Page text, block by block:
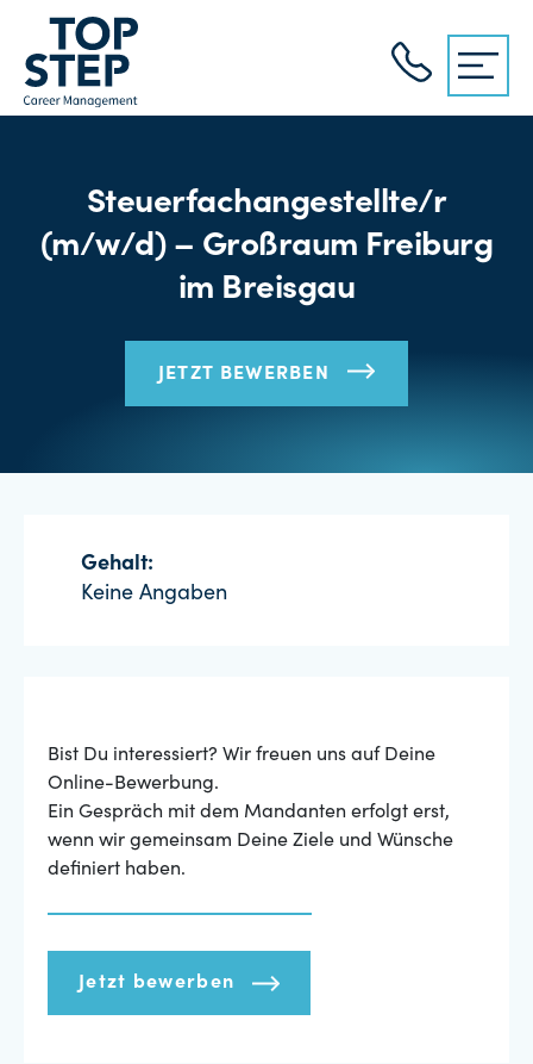
Steuerfachangestellte/r
(m/w/d) – Großraum Freiburg
im Breisgau
JETZT BEWERBEN
Gehalt:
Keine Angaben
Bist Du interessiert? Wir freuen uns auf Deine
Online-Bewerbung.
Ein Gespräch mit dem Mandanten erfolgt erst,
wenn wir gemeinsam Deine Ziele und Wünsche
definiert haben.
Jetzt bewerben